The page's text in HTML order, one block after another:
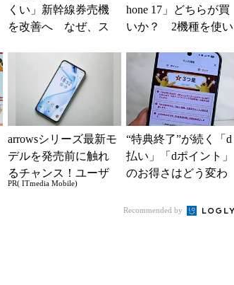
くい」新幹線券売機
を改善へ なぜ、ス
の最短1分購入」を実
hone 17」どちらが買
いか？ 2機種を使い
arrowsシリーズ最新モ
デルを発売前に触れ
るチャンス！ユーザ
ー座談会開催
PR( ITmedia Mobile)
“特典終了”が続く「d
払い」「dポイント」
のお得さはどう変わ
「dカード」の利用が
Recommended by